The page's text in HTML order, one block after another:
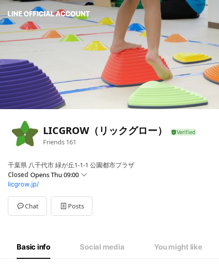
LICGROW（リックグロー）
Friends 161
千葉県 八千代市 緑が丘1-1-1 公園都市プラザ
Closed Opens Thu 09:00
SunClosed
MonClosed
Tue09:00 - 18:00
Wed09:00 - 18:00
09:00 - 18:00
licgrow.jp/
Chat Posts
Basic info Social media You might like